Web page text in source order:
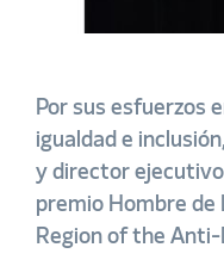
Por sus esfuerzos
igualdad e
y director ejecutivo
premio Hombre de
Region of the